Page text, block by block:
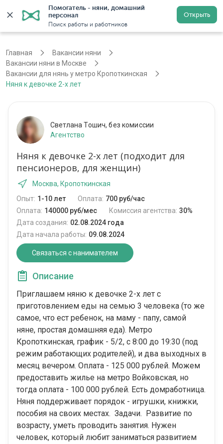
Помогатель - няни, домашний
персонал
Поиск работы и работников
Открыть
Регистрация
Главная
Вакансии няни
Вакансии няни в Москве
Вакансии для нянь у метро Кропоткинская
Няня к девочке 2-х лет
Светлана Тошич, без комиссии
Агентство
Няня к девочке 2-х лет (подходит для
пенсионеров, для женщин)
Москва, Кропоткинская
Опыт: 1-10 лет Оплата: 700 руб/час
Оплата: 140000 руб/мес Комиссия агентства: 30%
Дата создания: 02.08.2024 года
Дата начала работы: 09.08.2024
Связаться с нанимателем
Описание
Приглашаем няню к девочке 2-х лет с
приготовлением еды на семью 3 человека (то же
самое, что ест ребенок, на маму - папу, самой
няне, простая домашняя еда). Метро
Кропоткинская, график - 5/2, с 8:00 до 19:30 (под
режим работающих родителей), и два выходных в
месяц вечером. Оплата - 125 000 рублей. Можем
предоставить жилье на метро Войковская, но
тогда оплата - 100 000 рублей. Есть домработница.
Няня поддерживает порядок - игрушки, книжки,
пособия на своих местах. Задачи. Развитие по
возрасту, уметь проводить занятия. Нужен
человек, который любит заниматься развитием